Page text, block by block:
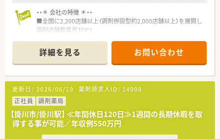
・・＊ 会社の特徴 ＊・・
■全国に2,200店舗以上（調剤併設型約2,000店舗以上）を展開し
調剤店舗数業界TOP！
頑張り次第で高給与も可能！
■経験や勤務コースによりますが、経験の少ない方でも500万前
半スタートと業界TOP水準！
■職種や職域に合わせ、豊富な社内研修や外部組織と連携した研
修を用意されています
■薬剤師が中心の会社だからこそ活躍できるキャリアパスが多
種多様に用意されています。
■店舗拡大に伴い、エリアマネジャーや営業部長等のマネジメン
トのポジションも増えます。
■在宅や教育等の専門性を活かせるスペシャリストを目指すこ
とも可能です。
詳細を見る お問い合わせ
更新日： 2026/06/19 薬剤師求人ID： 14908
正社員
調剤薬局
【掛川市/掛川駅】 ≪年間休日120日≫1週間の長期休暇を取
得する事が可能／年収例550万円